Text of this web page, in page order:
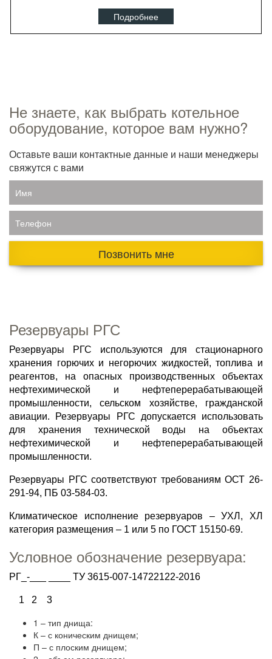
Подробнее
Не знаете, как выбрать котельное
оборудование, которое вам нужно?
Оставьте ваши контактные данные и наши менеджеры
свяжутся с вами
Имя
Телефон
Позвонить мне
Резервуары РГС
Резервуары РГС используются для стационарного
хранения горючих и негорючих жидкостей, топлива и
реагентов, на опасных производственных объектах
нефтехимической и нефтеперерабатывающей
промышленности, сельском хозяйстве, гражданской
авиации. Резервуары РГС допускается использовать
для хранения технической воды на объектах
нефтехимической и нефтеперерабатывающей
промышленности.
Резервуары РГС соответствуют требованиям ОСТ 26-
291-94, ПБ 03-584-03.
Климатическое исполнение резервуаров – УХЛ, ХЛ
категория размещения – 1 или 5 по ГОСТ 15150-69.
Условное обозначение резервуара:
РГ_-___ ____ ТУ 3615-007-14722122-2016
1 2 3
1 – тип днища:
К – с коническим днищем;
П – с плоским днищем;